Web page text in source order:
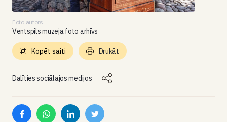
Foto autors
Ventspils muzeja foto arhīvs
Dalīties sociālajos medijos
Kopēt saiti Drukāt